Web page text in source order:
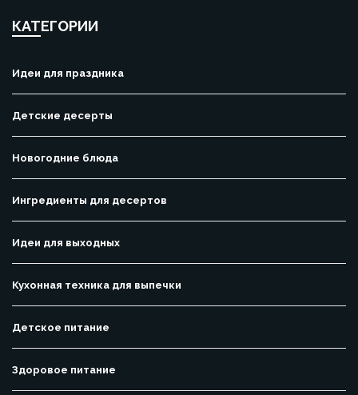
КАТЕГОРИИ
Идеи для праздника
Детские десерты
Новогодние блюда
Ингредиенты для десертов
Идеи для выходных
Кухонная техника для выпечки
Детское питание
Здоровое питание